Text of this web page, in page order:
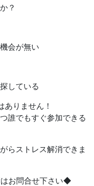
？
会が無い
している
りません！
誰でもすぐ参加できる
らストレス解消できま
お問合せ下さい◆